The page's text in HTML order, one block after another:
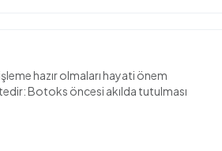
hazır olmaları hayati önem
Botoks öncesi akılda tutulması